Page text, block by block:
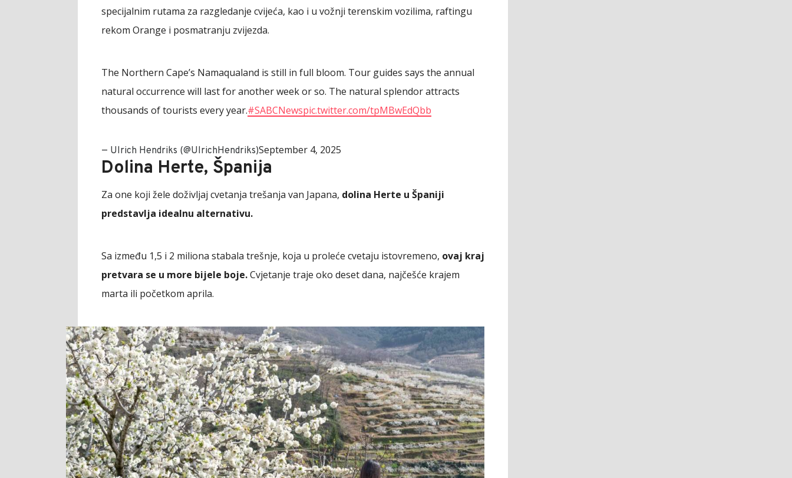
specijalnim rutama za razgledanje cvijeća, kao i u vožnji terenskim vozilima, raftingu
rekom Orange i posmatranju zvijezda.
The Northern Cape’s Namaqualand is still in full bloom. Tour guides says the annual
natural occurrence will last for another week or so. The natural splendor attracts
thousands of tourists every year.#SABCNewspic.twitter.com/tpMBwEdQbb
— Ulrich Hendriks (@UlrichHendriks)September 4, 2025
Dolina Herte, Španija
Za one koji žele doživljaj cvetanja trešanja van Japana, dolina Herte u Španiji
predstavlja idealnu alternativu.
Sa između 1,5 i 2 miliona stabala trešnje, koja u proleće cvetaju istovremeno, ovaj kraj
pretvara se u more bijele boje.Cvjetanje traje oko deset dana, najčešće krajem
marta ili početkom aprila.